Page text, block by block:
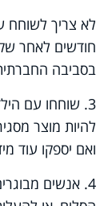
לא צריך לשוחח
חודשים לאחר
בסביבה
3. שוחחו עם
להיות מוצר
ואם יספקו עוד
4. אנשים